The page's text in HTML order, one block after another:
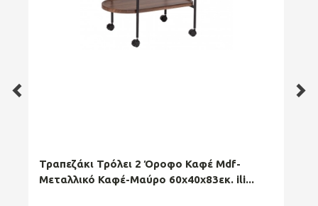
Τραπεζάκι Τρόλει 2 Όροφο Καφέ Mdf-
Μεταλλικό Καφέ-Μαύρο 60x40x83εκ. ili...